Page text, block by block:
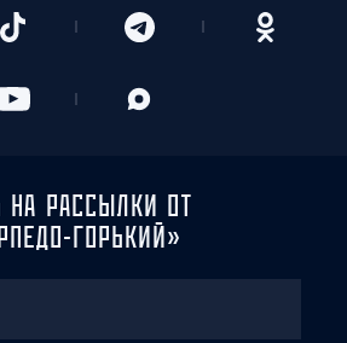
НА РАССЫЛКИ ОТ
ГОРЬКИЙ»